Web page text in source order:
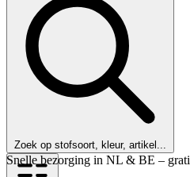
Zoek op stofsoort, kleur, artikel...
Klanten beoordelen ons met een 9,6!